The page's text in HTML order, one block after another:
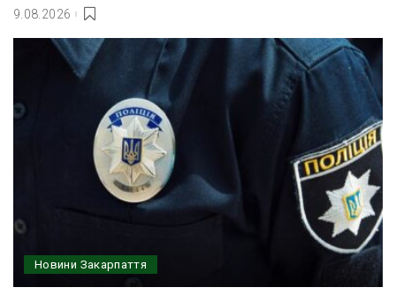
9.08.2026
Новини Закарпаття